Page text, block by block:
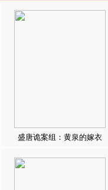
盛唐诡案组：黄泉的嫁衣